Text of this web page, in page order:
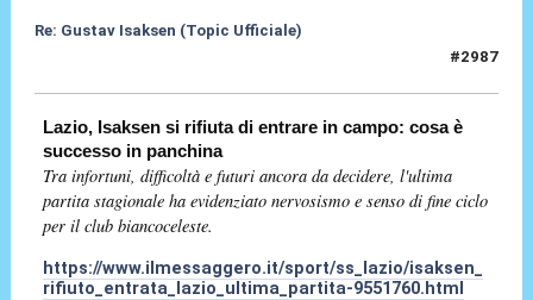
Re: Gustav Isaksen (Topic Ufficiale)
#2987
Lazio, Isaksen si rifiuta di entrare in campo: cosa è
successo in panchina
Tra infortuni, difficoltà e futuri ancora da decidere, l'ultima
partita stagionale ha evidenziato nervosismo e senso di fine ciclo
per il club biancoceleste.
https://www.ilmessaggero.it/sport/ss_lazio/isaksen_
rifiuto_entrata_lazio_ultima_partita-9551760.html